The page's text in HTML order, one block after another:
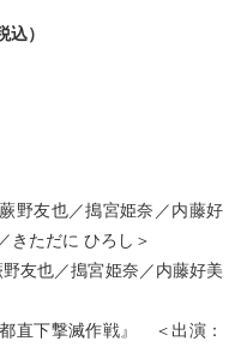
）
野友也／搗宮姫奈／内藤好
きただに ひろし＞
友也／搗宮姫奈／内藤好美
直下撃滅作戦』 ＜出演：